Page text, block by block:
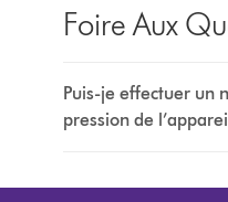
Foire Aux
Puis-je effectuer un
pression de